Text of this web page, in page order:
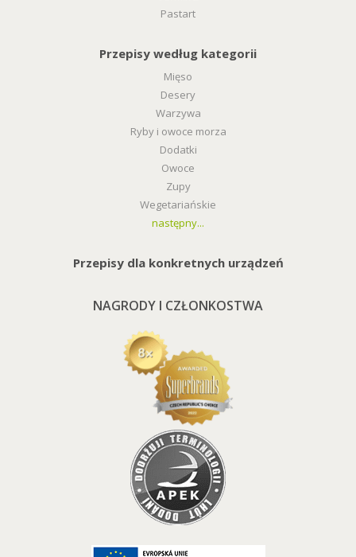
Pastart
Przepisy według kategorii
Mięso
Desery
Warzywa
Ryby i owoce morza
Dodatki
Owoce
Zupy
Wegetariańskie
następny...
Przepisy dla konkretnych urządzeń
NAGRODY I CZŁONKOSTWA